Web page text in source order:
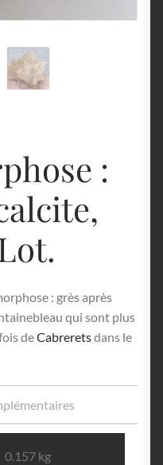
:
: grès après
qui sont plus
deCabreretsdans le
0.157 kg